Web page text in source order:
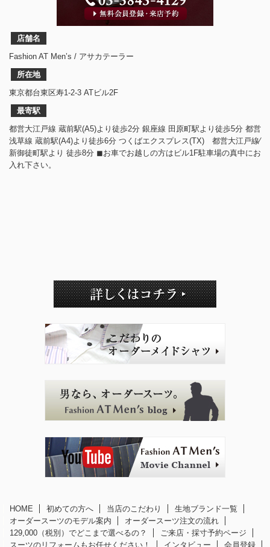
店舗名
Fashion AT Men’s / アサカテーラー
所在地
東京都台東区寿1-2-3 ATビル2F
最寄駅
都営大江戸線 蔵前駅(A5)より徒歩2分 銀座線 田原町駅より徒歩5分 都営
浅草線 蔵前駅(A4)より徒歩6分 つくばエクスプレス(TX) 都営大江戸線⁄
新御徒町駅より 徒歩8分 ◼︎お車でお越しの方はビル1F駐車場の真中にお
入れ下さい。
HOME 初めての方へ 当店のこだわり
生地ブランド一覧
オーダースーツのモデル案内
オーダースーツ注文の流れ
129,000（税別）でどこまで選べるの？
ご来店・採寸予約ページ
スーツのリフォームもお任せください！
インタビュー 会員登録